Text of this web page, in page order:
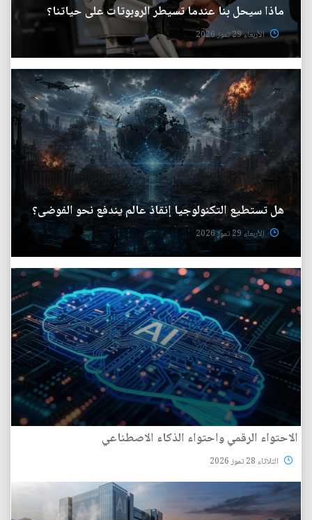
ماذا سيحل بنا عندما تسيطر الروبوتات على حياتنا؟
الأربعاء 29 تموز 2026
هل تستطيع التكنولوجيا إنقاذ عالم يندفع نحو الفوضى؟
الأربعاء 29 تموز 2026
الاحتواء الرقمي واحتواء الذكاء الاصطناعي
الثلاثاء 28 تموز 2026